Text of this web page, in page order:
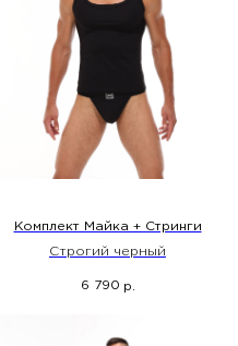
Комплект Майка + Стринги
Строгий черный
6 790 р.